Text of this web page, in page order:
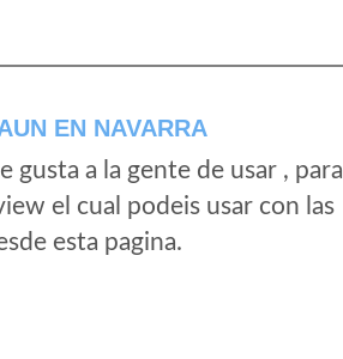
EN NAVARRA
gusta a la gente de usar , para
el cual podeis usar con las
esta pagina.